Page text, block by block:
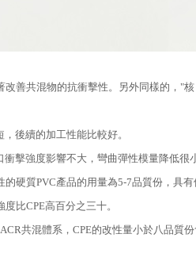
善共混物的抗衝擊性。另外同樣的，"
後續的加工性能比較好。
衝擊強度影響不大，彎曲彈性模量降低很
的硬質PVC產品的用量為5-7品質份，
比CPE高百分之三十。
共混體系，CPE的改性量小於八品質